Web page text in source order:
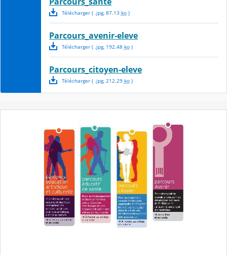
Télécharger( .jpg, 87.13 ko)
Parcours_avenir-eleve
Télécharger( .jpg, 192.48 ko)
Parcours_citoyen-eleve
Télécharger( .jpg, 212.29 ko)